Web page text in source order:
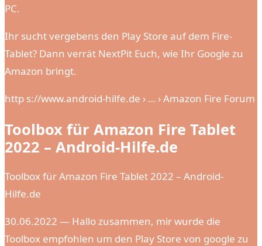
PC.
Ihr sucht vergebens den Play Store auf dem Fire-
Tablet? Dann verrät NextPit Euch, wie Ihr Google zu
Amazon bringt.
http s://www.android-hilfe.de › … › Amazon Fire Forum
Toolbox für Amazon Fire Tablet
2022 – Android-Hilfe.de
Toolbox für Amazon Fire Tablet 2022 – Android-
Hilfe.de
30.06.2022 — Hallo zusammen, mir wurde die
Toolbox empfohlen um den Play Store von google zu